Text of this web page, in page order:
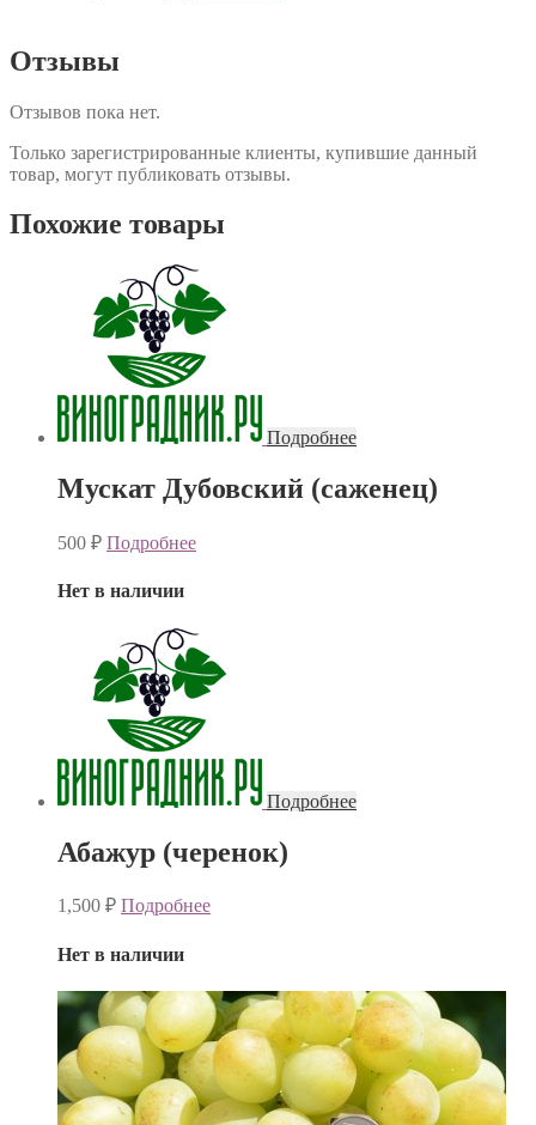
Отзывы
Отзывов пока нет.
Только зарегистрированные клиенты, купившие данный
товар, могут публиковать отзывы.
Похожие товары
Подробнее
Мускат Дубовский (саженец)
500 ₽ Подробнее
Нет в наличии
Подробнее
Абажур (черенок)
1,500 ₽ Подробнее
Нет в наличии